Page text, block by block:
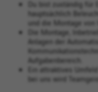
Du bist zuständig für
hauptsächlich
und die Montage von
Die Montage,
Anlagen der
Aufgabenbereich.
Ein attraktives
bei uns wird